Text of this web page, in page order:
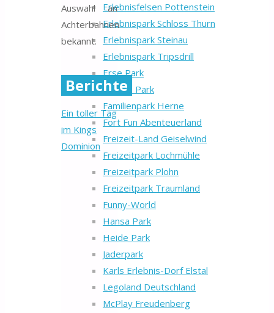
Erlebnisfelsen Pottenstein
Erlebnispark Schloss Thurn
Erlebnispark Steinau
Erlebnispark Tripsdrill
Erse Park
Europa Park
Familienpark Herne
Fort Fun Abenteuerland
Freizeit-Land Geiselwind
Freizeitpark Lochmühle
Freizeitpark Plohn
Freizeitpark Traumland
Funny-World
Hansa Park
Heide Park
Jaderpark
Karls Erlebnis-Dorf Elstal
Legoland Deutschland
McPlay Freudenberg
Auswahl an
Achterbahnen
bekannt.
Berichte
Ein toller Tag
im Kings
Dominion